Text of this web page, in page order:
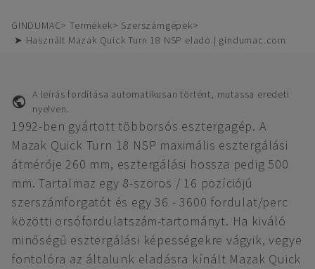
GINDUMAC Termékek
Szerszámgépek
➤ Használt Mazak Quick Turn 18 NSP eladó | gindumac.com
A leírás fordítása automatikusan történt, mutassa eredeti
nyelven.
1992-ben gyártott többorsós esztergagép. A
Mazak Quick Turn 18 NSP maximális esztergálási
átmérője 260 mm, esztergálási hossza pedig 500
mm. Tartalmaz egy 8-szoros / 16 pozíciójú
szerszámforgatót és egy 36 - 3600 fordulat/perc
közötti orsófordulatszám-tartományt. Ha kiváló
minőségű esztergálási képességekre vágyik, vegye
fontolóra az általunk eladásra kínált Mazak Quick